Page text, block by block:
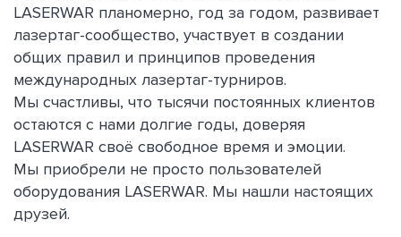
LASERWAR планомерно, год за годом, развивает
лазертаг-сообщество, участвует в создании
общих правил и принципов проведения
международных лазертаг-турниров.
Мы счастливы, что тысячи постоянных клиентов
остаются с нами долгие годы, доверяя
LASERWAR своё свободное время и эмоции.
Мы приобрели не просто пользователей
оборудования LASERWAR. Мы нашли настоящих
друзей.